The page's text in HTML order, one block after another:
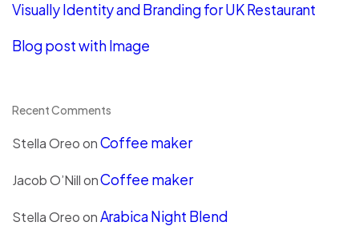
Visually Identity and Branding for UK Restaurant
Blog post with Image
Recent Comments
Stella OreoonCoffee maker
Jacob O’NillonCoffee maker
Stella OreoonArabica Night Blend